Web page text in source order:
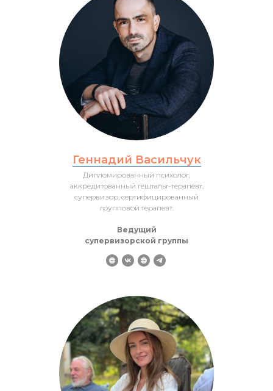
Геннадий Васильчук
Дипломированный психолог,
аккредитованный гештальт-терапевт,
супервизор, сертифицированный
групповой терапевт.
Ведущий
супервизорской группы